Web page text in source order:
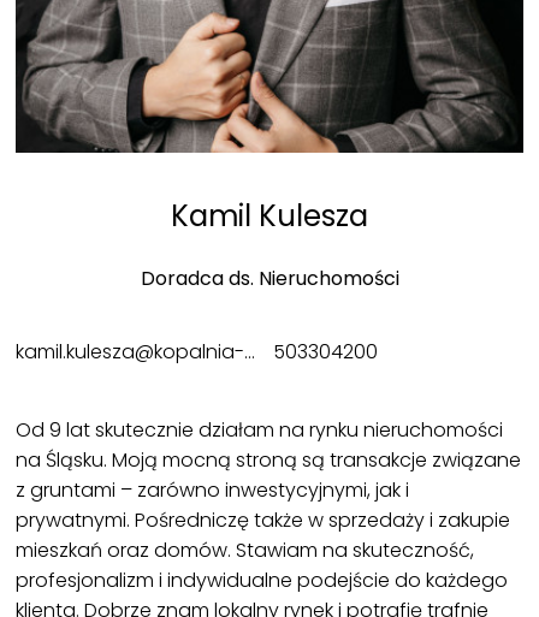
Kamil Kulesza
Doradca ds. Nieruchomości
kamil.kulesza@kopalnia-nieruchomosci.pl 503304200
Od 9 lat skutecznie działam na rynku nieruchomości
na Śląsku. Moją mocną stroną są transakcje związane
z gruntami – zarówno inwestycyjnymi, jak i
prywatnymi. Pośredniczę także w sprzedaży i zakupie
mieszkań oraz domów. Stawiam na skuteczność,
profesjonalizm i indywidualne podejście do każdego
klienta. Dobrze znam lokalny rynek i potrafię trafnie